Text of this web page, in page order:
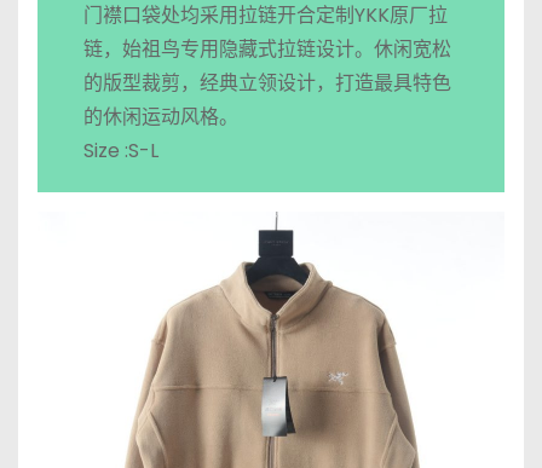
门襟口袋处均采用拉链开合定制YKK原厂拉
链，始祖鸟专用隐藏式拉链设计。休闲宽松
的版型裁剪，经典立领设计，打造最具特色
的休闲运动风格。
Size :S-L